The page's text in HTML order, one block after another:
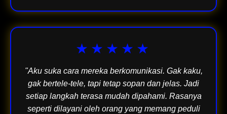
★★★★★
"Aku suka cara mereka berkomunikasi. Gak kaku,
gak bertele-tele, tapi tetap sopan dan jelas. Jadi
setiap langkah terasa mudah dipahami. Rasanya
seperti dilayani oleh orang yang memang peduli